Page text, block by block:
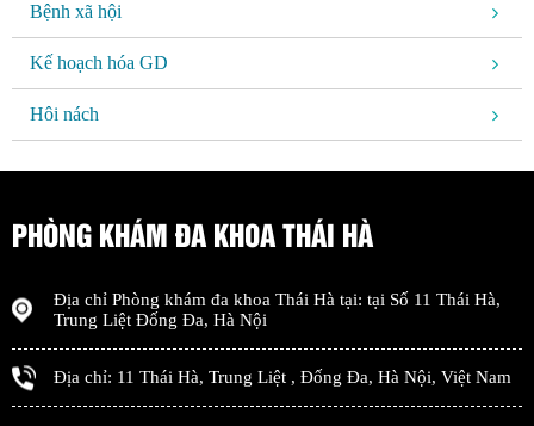
Bệnh xã hội
Kế hoạch hóa GD
Hôi nách
PHÒNG KHÁM ĐA KHOA THÁI HÀ
Địa chỉ Phòng khám đa khoa Thái Hà tại: tại Số 11 Thái Hà,
Trung Liệt Đống Đa, Hà Nội
Địa chỉ: 11 Thái Hà, Trung Liệt , Đống Đa, Hà Nội, Việt Nam